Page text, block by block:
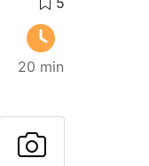
20 min
a
estacom